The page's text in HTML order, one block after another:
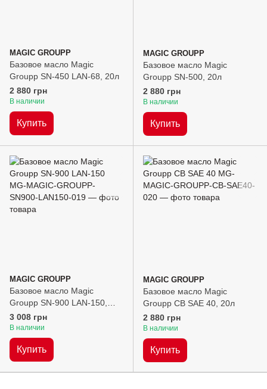
MAGIC GROUPP
Базовое масло Magic
Groupp SN-450 LAN-68, 20л
2 880 грн
В наличии
Купить
MAGIC GROUPP
Базовое масло Magic
Groupp SN-500, 20л
2 880 грн
В наличии
Купить
MAGIC GROUPP
Базовое масло Magic
Groupp SN-900 LAN-150,
20л
3 008 грн
В наличии
Купить
MAGIC GROUPP
Базовое масло Magic
Groupp CB SAE 40, 20л
2 880 грн
В наличии
Купить